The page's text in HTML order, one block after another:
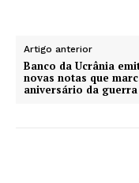
Artigo anterior
Banco da Ucrânia
novas notas que
aniversário da guerra